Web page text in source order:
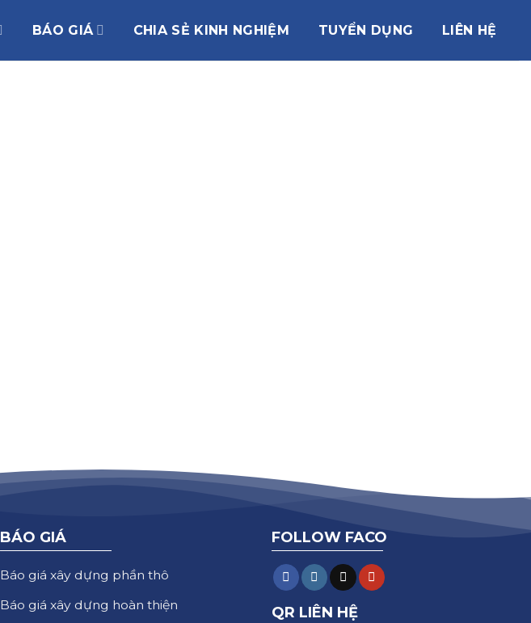
BÁO GIÁ CHIA SẺ KINH NGHIỆM TUYỂN DỤNG LIÊN HỆ
BÁO GIÁ
Báo giá xây dựng phần thô
Báo giá xây dựng hoàn thiện
FOLLOW FACO
QR LIÊN HỆ